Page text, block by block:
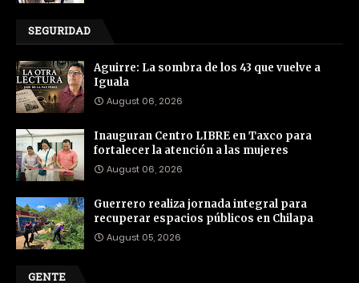
SEGURIDAD
Aguirre: La sombra de los 43 que vuelve a
Iguala
August 06, 2026
Inauguran Centro LIBRE en Taxco para
fortalecer la atención a las mujeres
August 06, 2026
Guerrero realiza jornada integral para
recuperar espacios públicos en Chilapa
August 05, 2026
GENTE